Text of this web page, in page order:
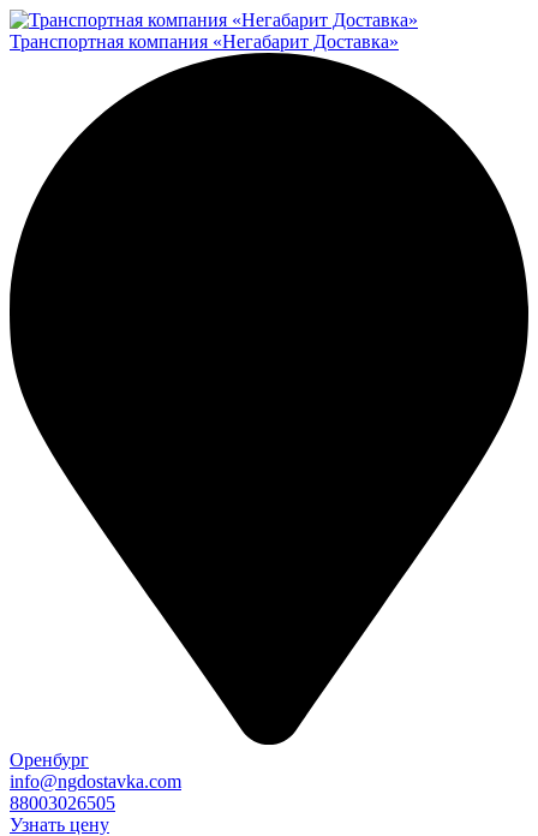
Транспортная компания «Негабарит Доставка»
Оренбург
info@ngdostavka.com
88003026505
Узнать цену